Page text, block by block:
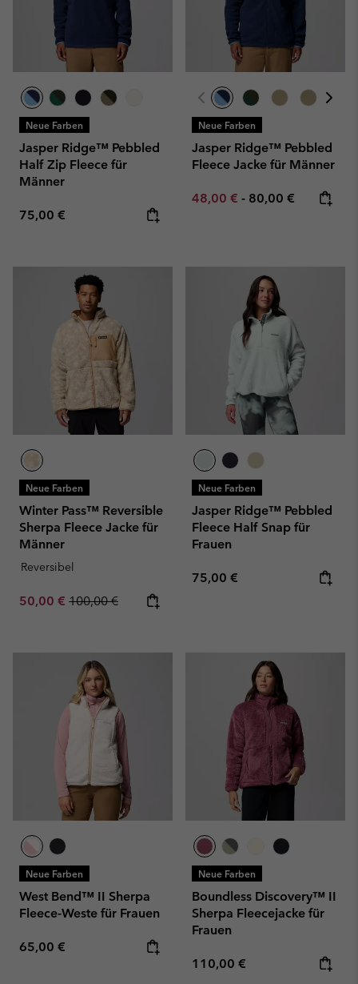
Neue Farben
Jasper Ridge™ Pebbled
Half Zip Fleece für
Männer
Regular price:
75,00 €
Neue Farben
Jasper Ridge™ Pebbled
Fleece Jacke für Männer
Minimum sale price:
48,00 € - Maximum price:
80,00 €
Neue Farben
Winter Pass™ Reversible
Sherpa Fleece Jacke für
Männer
Reversibel
Sale price:
50,00 € Regular price:
100,00 €
Neue Farben
Jasper Ridge™ Pebbled
Fleece Half Snap für
Frauen
Regular price:
75,00 €
Neue Farben
West Bend™ II Sherpa
Fleece-Weste für Frauen
Regular price:
65,00 €
Neue Farben
Boundless Discovery™ II
Sherpa Fleecejacke für
Frauen
Regular price:
110,00 €